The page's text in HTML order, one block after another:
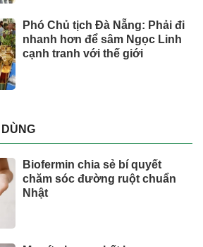
Phó Chủ tịch Đà Nẵng: Phải đi
nhanh hơn để sâm Ngọc Linh
cạnh tranh với thế giới
Biofermin chia sẻ bí quyết
chăm sóc đường ruột chuẩn
Nhật